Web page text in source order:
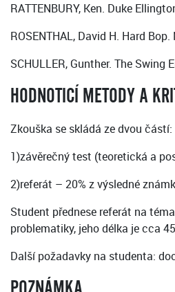
RATTENBURY, Ken. Duke
ROSENTHAL, David H. Hard
SCHULLER, Gunther. The Swing
HODNOTICÍ METODY A
Zkouška se skládá ze dvou částí:
1)závěrečný test (teoretická a
2)referát – 20% z výsledné
Student přednese referát na
problematiky, jeho délka je cca
Další požadavky na studenta: